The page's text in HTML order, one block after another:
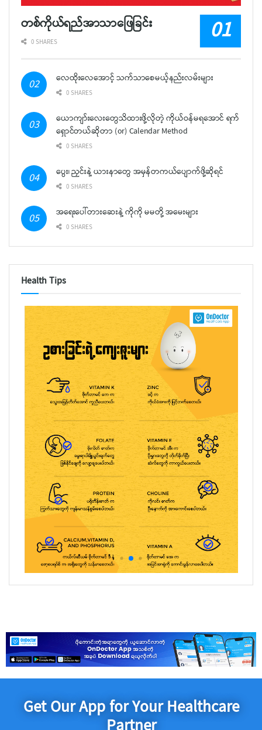
တစ်ကိုယ်ရည်အာသာဖြေခြင်း
0 SHARES
လေထိုးလေအောင့် သက်သာစေမယ့်နည်းလမ်းများ
0 SHARES
ယောကျာ်းလေးတွေသိထားဖို့လိုတဲ့ ကိုယ်ဝန်မရအောင် ရက်
ရှောင်တယ်ဆိုတာ (or) Calendar Method
0 SHARES
ပွေး၊ ညှင်းနဲ့ ယားနာတွေ အမှန်တကယ်ပျောက်ဖို့ဆိုရင်
0 SHARES
အရေးပေါ်တားဆေးနဲ့ ကိုကို မမတို့ အမေးများ
0 SHARES
Health Tips
Get Our App for Your Healthcare